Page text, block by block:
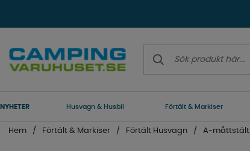
NYHETER Husvagn & Husbil Förtält & Markiser
Hem Förtält & Markiser Förtält Husvagn A-måttstält